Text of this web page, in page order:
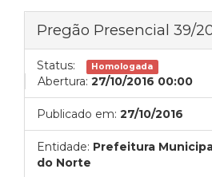
Pregão Presencial 39/
Status: Homologada
Abertura: 27/10/2016 00:00
Publicado em: 27/10/2016
Entidade: Prefeitura
do Norte